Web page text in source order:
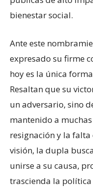
bienestar social.
Ante este
expresado su firme
hoy es la única
Resaltan que su
un adversario, sino
mantenido a
resignación y la
visión, la dupla
unirse a su causa,
trascienda la